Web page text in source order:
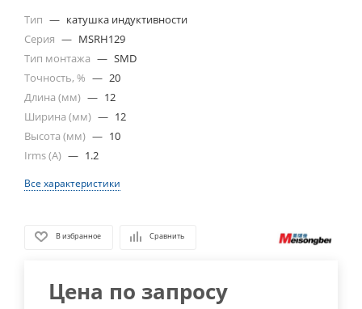
Тип — катушка индуктивности
Серия — MSRH129
Тип монтажа — SMD
Точность, % — 20
Длина (мм) — 12
Ширина (мм) — 12
Высота (мм) — 10
Irms (A) — 1.2
Все характеристики
В избранное Сравнить
Цена по запросу